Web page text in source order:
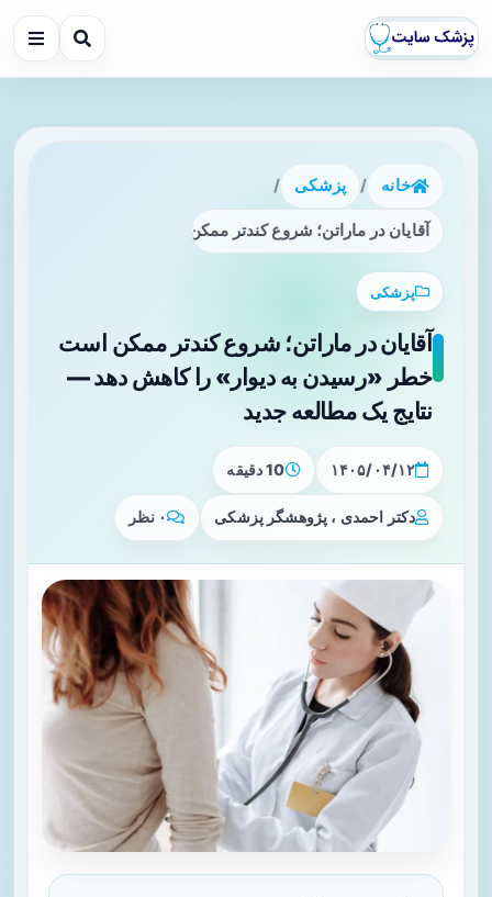
خانه / پزشکی /
آقایان در ماراتن؛ شروع کندتر ممکن است خطر «رسیدن به
پزشکی
آقایان در ماراتن؛ شروع کندتر ممکن است
خطر «رسیدن به دیوار» را کاهش دهد —
نتایج یک مطالعه جدید
۱۴۰۵/۰۴/۱۲ 10 دقیقه
دکتر احمدی ، پژوهشگر پزشکی ۰ نظر